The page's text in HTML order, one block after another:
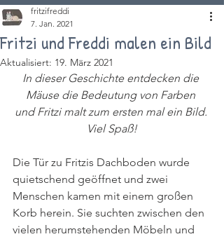
Fritzi und Freddi malen ein Bild
fritzifreddi
7. Jan. 2021
Aktualisiert: 19. März 2021
In dieser Geschichte entdecken die
Mäuse die Bedeutung von Farben
und Fritzi malt zum ersten mal ein Bild.
Viel Spaß!
Die Tür zu Fritzis Dachboden wurde
quietschend geöffnet und zwei
Menschen kamen mit einem großen
Korb herein. Sie suchten zwischen den
vielen herumstehenden Möbeln und